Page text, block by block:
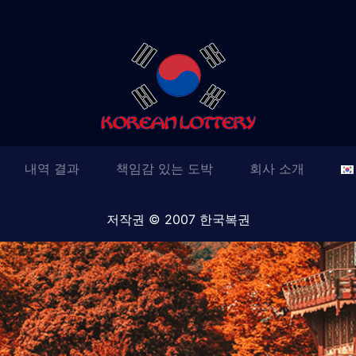
내역 결과 책임감 있는 도박 회사 소개
저작권 © 2007 한국복권